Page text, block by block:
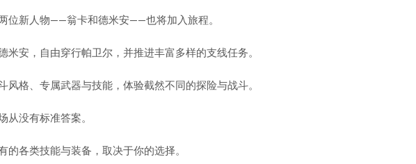
位新人物——翁卡和德米安——也将加入旅程。
米安，自由穿行帕卫尔，并推进丰富多样的支线任务。
风格、专属武器与技能，体验截然不同的探险与战斗。
从没有标准答案。
的各类技能与装备，取决于你的选择。